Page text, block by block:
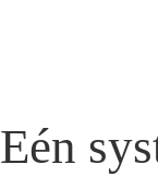
Eén